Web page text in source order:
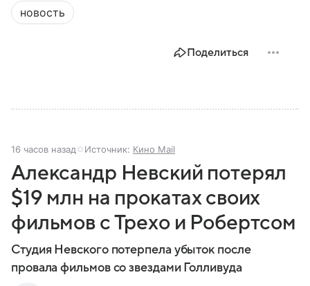
новость
Поделиться
16 часов назад Источник: Кино Mail
Александр Невский потерял
$19 млн на прокатах своих
фильмов с Трехо и Робертсом
Студия Невского потерпела убыток после
провала фильмов со звездами Голливуда